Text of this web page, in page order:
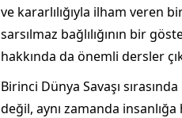
ve kararlılığıyla ilham veren
sarsılmaz bağlılığının bir
hakkında da önemli dersler
Birinci Dünya Savaşı
değil, aynı zamanda